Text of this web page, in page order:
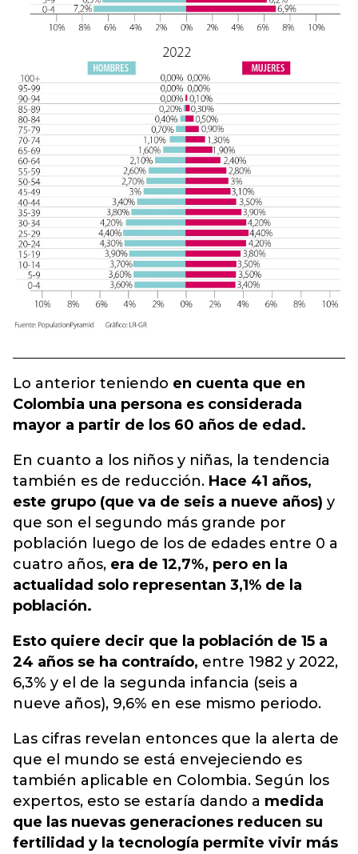
Lo anterior teniendo en cuenta que en
Colombia una persona es considerada
mayor a partir de los 60 años de edad.
En cuanto a los niños y niñas, la tendencia
también es de reducción. Hace 41 años,
este grupo (que va de seis a nueve años) y
que son el segundo más grande por
población luego de los de edades entre 0 a
cuatro años, era de 12,7%, pero en la
actualidad solo representan 3,1% de la
población.
Esto quiere decir que la población de 15 a
24 años se ha contraído, entre 1982 y 2022,
6,3% y el de la segunda infancia (seis a
nueve años), 9,6% en ese mismo periodo.
Las cifras revelan entonces que la alerta de
que el mundo se está envejeciendo es
también aplicable en Colombia. Según los
expertos, esto se estaría dando a medida
que las nuevas generaciones reducen su
fertilidad y la tecnología permite vivir más